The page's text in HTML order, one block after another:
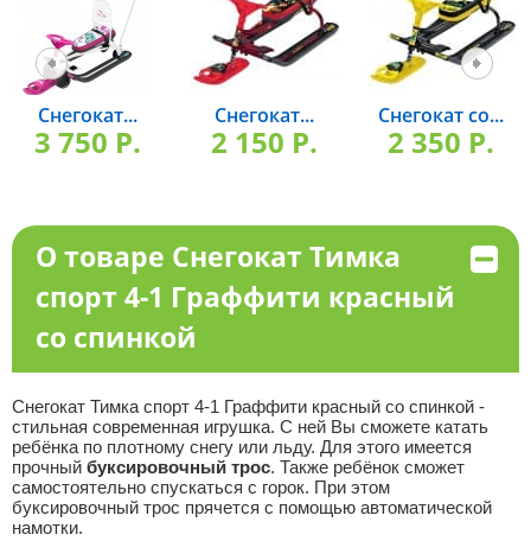
Снегокат...
3 750 P.
Снегокат...
2 150 P.
Снегокат со...
2 350 P.
О товаре Снегокат Тимка
спорт 4-1 Граффити красный
со спинкой
Снегокат Тимка спорт 4-1 Граффити красный со спинкой -
стильная современная игрушка. С ней Вы сможете катать
ребёнка по плотному снегу или льду. Для этого имеется
прочный буксировочный трос. Также ребёнок сможет
самостоятельно спускаться с горок. При этом
буксировочный трос прячется с помощью автоматической
намотки.